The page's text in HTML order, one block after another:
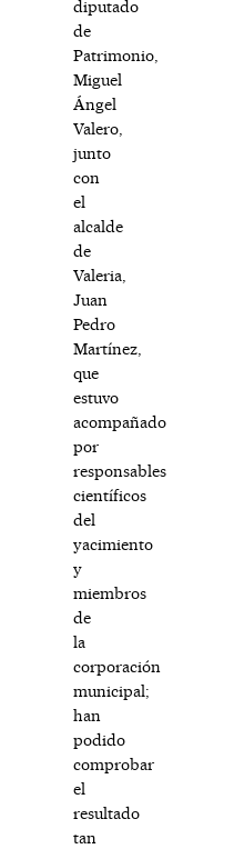
diputado
de
Patrimonio,
Miguel
Ángel
Valero,
junto
con
el
alcalde
de
Valeria,
Juan
Pedro
Martínez,
que
estuvo
acompañado
por
responsables
científicos
del
yacimiento
y
miembros
de
la
corporación
municipal;
han
podido
comprobar
el
resultado
tan